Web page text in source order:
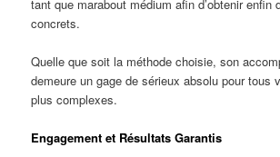
tant que marabout médium afin d’obtenir enfin
concrets.
Quelle que soit la méthode choisie, son
demeure un gage de sérieux absolu pour tous
plus complexes.
Engagement et Résultats Garantis